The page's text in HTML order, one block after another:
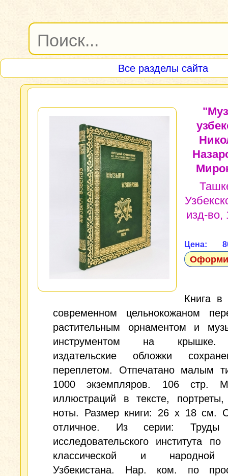
Все разделы сайта
изд-во,
Цена:
Книга в
современном цельнокожаном
растительным орнаментом и
инструментом на крышке.
издательские обложки
переплетом. Отпечатано малым
1000 экземпляров. 106 стр.
иллюстраций в тексте, портреты,
ноты. Размер книги: 26 х 18 см.
отличное. Из серии: Труды
исследовательского института по
классической и народной
Узбекистана. Нар. ком. по